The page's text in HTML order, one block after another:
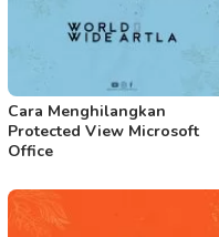
Cara Menghilangkan
Protected View Microsoft
Office